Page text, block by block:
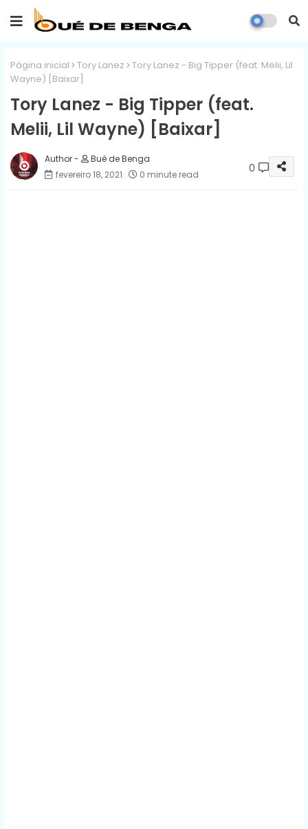
Página inicial Tory Lanez
Tory Lanez - Big Tipper (feat. Melii, Lil
Wayne) [Baixar]
Tory Lanez - Big Tipper (feat.
Melii, Lil Wayne) [Baixar]
Bué de Benga
fevereiro 18, 2021
0 minute read 0